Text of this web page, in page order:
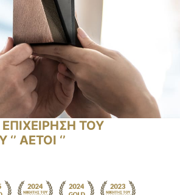
ΕΠΙΧΕΙΡΗΣΗ ΤΟΥ
ΑΕΤΟΙ ‘’